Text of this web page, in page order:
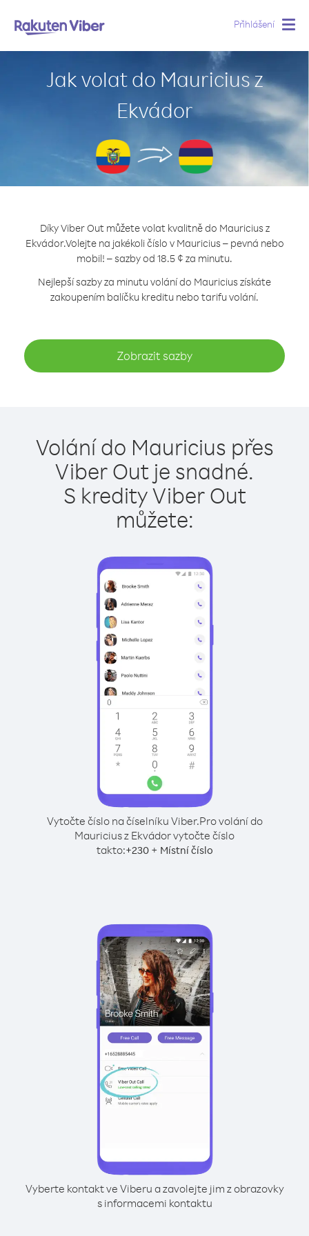
Přihlášení
Jak volat do Mauricius z
Ekvádor
Díky Viber Out můžete volat kvalitně do Mauricius z
Ekvádor.Volejte na jakékoli číslo v Mauricius – pevná nebo
mobil! – sazby od 18.5 ¢ za minutu.
Nejlepší sazby za minutu volání do Mauricius získáte
zakoupením balíčku kreditu nebo tarifu volání.
Zobrazit sazby
Volání do Mauricius přes
Viber Out je snadné.
S kredity Viber Out
můžete:
Vytočte číslo na číselníku Viber.Pro volání do
Mauricius z Ekvádor vytočte číslo
takto:+230+ Místní číslo
Vyberte kontakt ve Viberu a zavolejte jim z obrazovky
s informacemi kontaktu